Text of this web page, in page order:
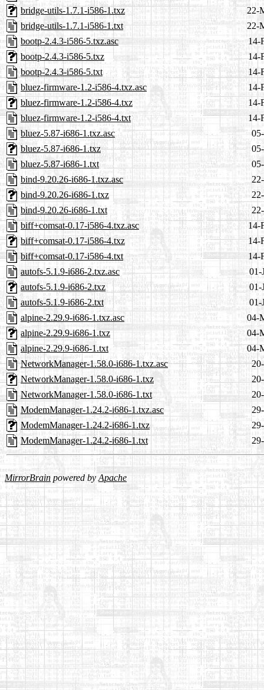
bridge-utils-1.7.1-i586-1.txz
22-
bridge-utils-1.7.1-i586-1.txt
22-
bootp-2.4.3-i586-5.txz.asc
14-
bootp-2.4.3-i586-5.txz
14-
bootp-2.4.3-i586-5.txt
14-
bluez-firmware-1.2-i586-4.txz.asc
14-
bluez-firmware-1.2-i586-4.txz
14-
bluez-firmware-1.2-i586-4.txt
14-
bluez-5.87-i686-1.txz.asc
bluez-5.87-i686-1.txz
bluez-5.87-i686-1.txt
bind-9.20.26-i686-1.txz.asc
bind-9.20.26-i686-1.txz
bind-9.20.26-i686-1.txt
biff+comsat-0.17-i586-4.txz.asc
14-
biff+comsat-0.17-i586-4.txz
14-
biff+comsat-0.17-i586-4.txt
14-
autofs-5.1.9-i686-2.txz.asc
01-
autofs-5.1.9-i686-2.txz
01-
autofs-5.1.9-i686-2.txt
01-
alpine-2.29.9-i686-1.txz.asc
04-
alpine-2.29.9-i686-1.txz
04-
alpine-2.29.9-i686-1.txt
04-
NetworkManager-1.58.0-i686-1.txz.asc
NetworkManager-1.58.0-i686-1.txz
NetworkManager-1.58.0-i686-1.txt
ModemManager-1.24.2-i686-1.txz.asc
ModemManager-1.24.2-i686-1.txz
ModemManager-1.24.2-i686-1.txt
MirrorBrain powered byApache